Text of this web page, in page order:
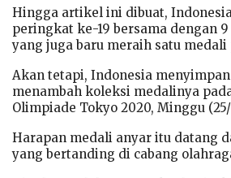
Hingga artikel ini dibuat,
peringkat ke-19 bersama dengan
yang juga baru meraih satu medali
Akan tetapi, Indonesia
menambah koleksi medalinya
Olimpiade Tokyo 2020, Minggu (25/
Harapan medali anyar itu datang
yang bertanding di cabang